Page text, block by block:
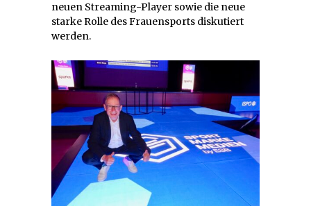
neuen Streaming-Player sowie die neue
starke Rolle des Frauensports diskutiert
werden.